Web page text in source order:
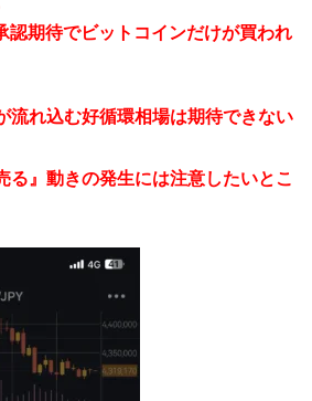
認期待でビットコインだけが買われ
流れ込む好循環相場は期待できない
る』動きの発生には注意したいとこ